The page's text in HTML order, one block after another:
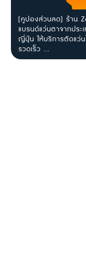
[คูปองส่วนลด] ร้าน
แบรนด์แว่นตาจากประ
ญี่ปุ่น ให้บริการตัดแว่น
รวดเร็ว ...